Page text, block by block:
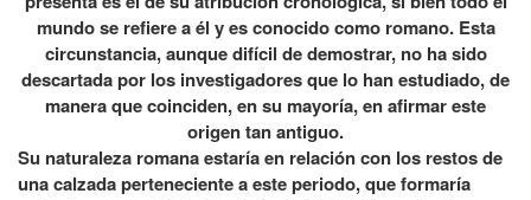
mundo se refiere a él y es conocido como romano. Esta
circunstancia, aunque difícil de demostrar, no ha sido
descartada por los investigadores que lo han estudiado, de
manera que coinciden, en su mayoría, en afirmar este
origen tan antiguo.
Su naturaleza romana estaría en relación con los restos de
una calzada perteneciente a este periodo, que formaría